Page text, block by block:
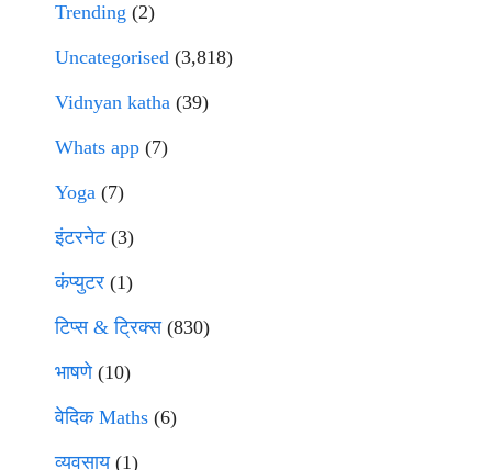
Trending (2)
Uncategorised (3,818)
Vidnyan katha (39)
Whats app (7)
Yoga (7)
इंटरनेट(3)
कंप्युटर (1)
टिप्स & ट्रिक्स(830)
भाषणे(10)
वेदिक Maths (6)
व्यवसाय(1)